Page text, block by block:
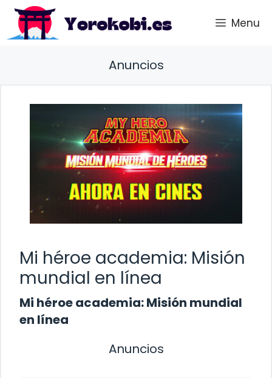
Saltar
contenido
Menu
Anuncios
Mi héroe academia: Misión
mundial en línea
Mi héroe academia: Misión mundial
en línea
Anuncios